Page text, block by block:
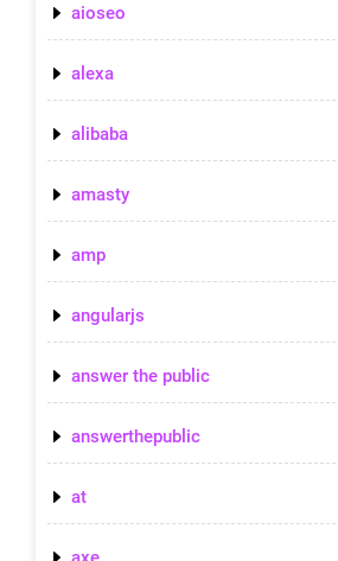
aioseo
alexa
alibaba
amasty
amp
angularjs
answer the public
answerthepublic
at